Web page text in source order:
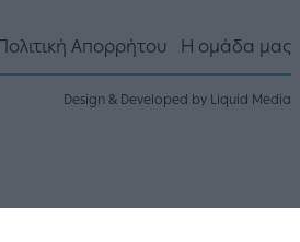
Πολιτική Απορρήτου Η ομάδα μας
Design & Developed by Liquid Media